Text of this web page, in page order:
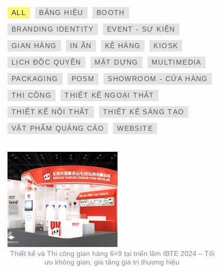
ALL BẢNG HIỆU BOOTH
BRANDING IDENTITY EVENT - SỰ KIỆN
GIAN HÀNG IN ẤN KỆ HÀNG KIOSK
LỊCH ĐỘC QUYỀN MẶT DỰNG MULTIMEDIA
PACKAGING POSM SHOWROOM - CỬA HÀNG
THI CÔNG THIẾT KẾ NGOẠI THẤT
THIẾT KẾ NỘI THẤT THIẾT KẾ SÁNG TẠO
VẬT PHẨM QUẢNG CÁO WEBSITE
THIẾT KẾ VÀ THI CÔNG
GIAN HÀNG 6×9 TẠI
TRIỂN LÃM IBTE 2024 –
TỐI ƯU KHÔNG GIAN,
GIA TĂNG GIÁ TRỊ
THƯƠNG HIỆU
Thiết kế và Thi công gian hàng 6×9 tại triển lãm IBTE 2024 – Tối
ưu không gian, gia tăng giá trị thương hiệu
THIẾT KẾ VÀ THI CÔNG
GIAN HÀNG 6×9 TẠI
TRIỂN LÃM IBTE 2024 –
GIAN HÀNG BAZUUYU